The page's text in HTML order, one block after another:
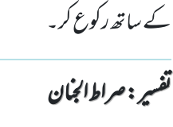
کے ساتھ رکوع کر۔
تفسیر : ‎صراط الجنان